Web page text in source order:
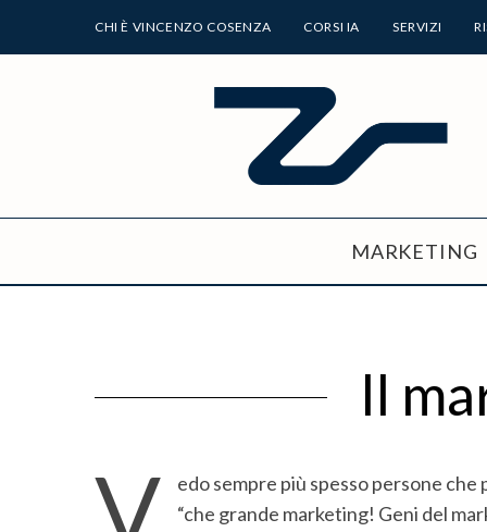
CHI È VINCENZO COSENZA CORSI IA SERVIZI
MARKETING
Il
edo sempre più spesso persone
“che grande marketing! Geni del